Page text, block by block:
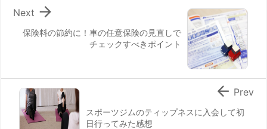
保険料の節約に！車の任意保険の見直しで
チェックすべきポイント

Next
スポーツジムのティップネスに入会して初
日行ってみた感想
 Prev